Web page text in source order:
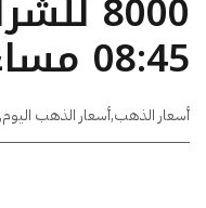
08:45 مساءًا
أسعار الذهب,أسعار الذهب اليوم,